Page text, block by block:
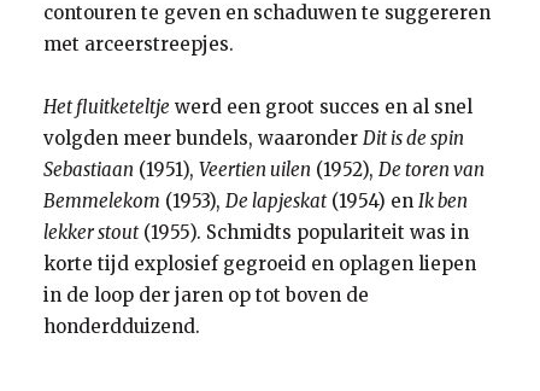
contouren te geven en schaduwen te suggereren
met arceerstreepjes.
Het fluitketeltje werd een groot succes en al snel
volgden meer bundels, waaronder Dit is de spin
Sebastiaan (1951), Veertien uilen (1952), De toren van
Bemmelekom (1953), De lapjeskat(1954) en Ik ben
lekker stout(1955). Schmidts populariteit was in
korte tijd explosief gegroeid en oplagen liepen
in de loop der jaren op tot boven de
honderdduizend.